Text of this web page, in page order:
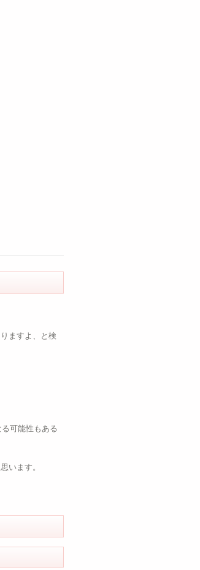
ますよ、と検
可能性もある
います。